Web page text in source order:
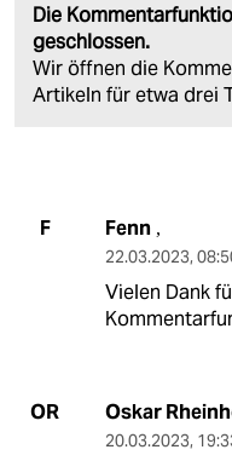
Die
geschlossen.
Wir öffnen die
Artikeln für etwa drei
F Fenn,
22.03.2023,
Vielen Dank
OR Oskar
20.03.2023,